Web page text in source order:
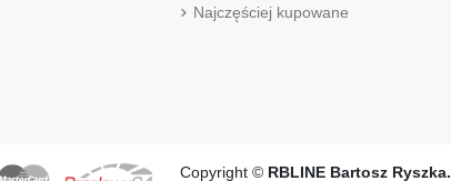
Najczęściej kupowane
Copyright © RBLINE Bartosz Ryszka.